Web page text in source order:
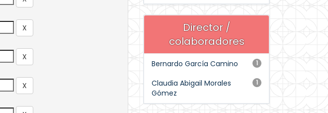
Director /
colaboradores
1
Bernardo García Camino
1
Claudia Abigail Morales
Gómez